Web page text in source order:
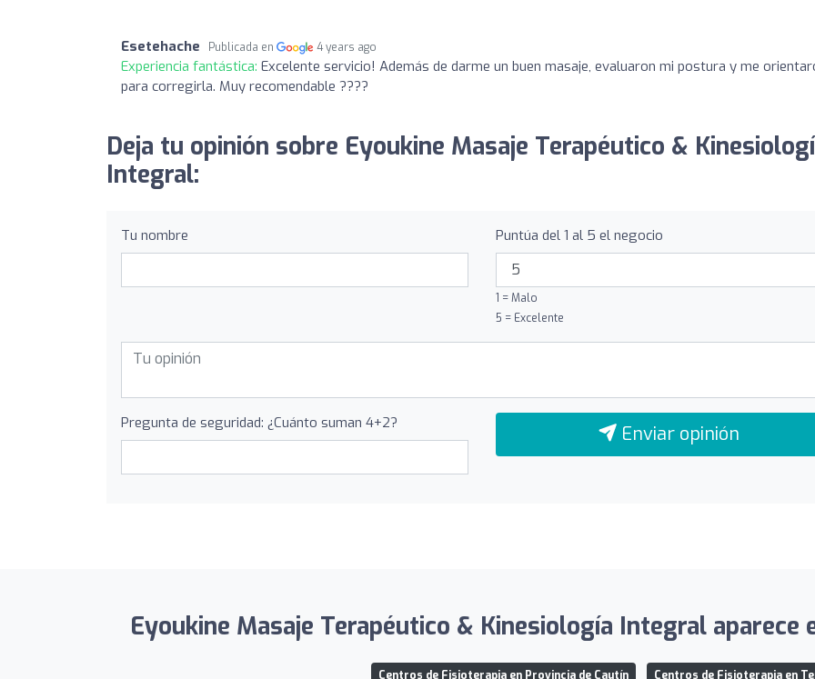
Esetehache Publicada en 4 years ago
Experiencia fantástica: Excelente servicio! Además de darme un buen masaje, evaluaron mi postura y me
para corregirla. Muy recomendable ????
Deja tu opinión sobre Eyoukine Masaje Terapéutico &
Integral:
Tu nombre Puntúa del 1 al 5 el negocio
1 = Malo
5 = Excelente
Pregunta de seguridad: ¿Cuánto suman 4+2? Enviar opinión
Eyoukine Masaje Terapéutico & Kinesiología Integral
Centros de Fisioterapia en Provincia de Cautín Centros de Fisioterapia en